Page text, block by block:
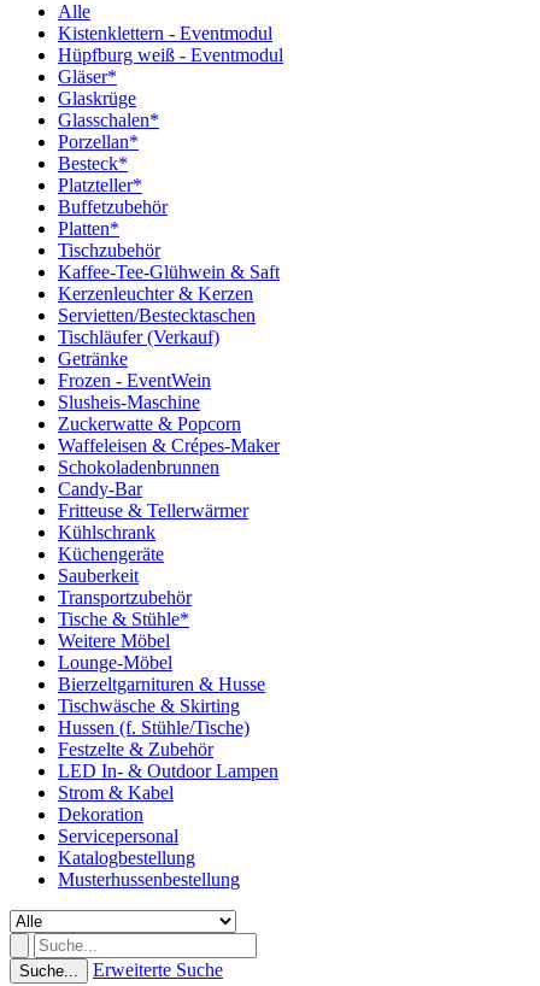
Alle
Kistenklettern - Eventmodul
Hüpfburg weiß - Eventmodul
Gläser*
Glaskrüge
Glasschalen*
Porzellan*
Besteck*
Platzteller*
Buffetzubehör
Platten*
Tischzubehör
Kaffee-Tee-Glühwein & Saft
Kerzenleuchter & Kerzen
Servietten/Bestecktaschen
Tischläufer (Verkauf)
Getränke
Frozen - EventWein
Slusheis-Maschine
Zuckerwatte & Popcorn
Waffeleisen & Crépes-Maker
Schokoladenbrunnen
Candy-Bar
Fritteuse & Tellerwärmer
Kühlschrank
Küchengeräte
Sauberkeit
Transportzubehör
Tische & Stühle*
Weitere Möbel
Lounge-Möbel
Bierzeltgarnituren & Husse
Tischwäsche & Skirting
Hussen (f. Stühle/Tische)
Festzelte & Zubehör
LED In- & Outdoor Lampen
Strom & Kabel
Dekoration
Servicepersonal
Katalogbestellung
Musterhussenbestellung
Suche... Erweiterte Suche